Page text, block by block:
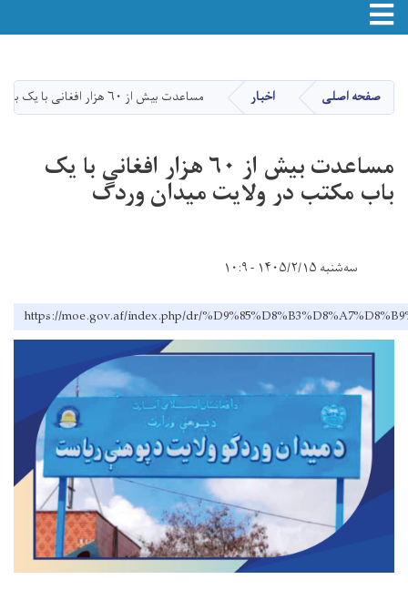
main
content
Toggle navigation
صفحه اصلی اخبار مساعدت بیش از ۶۰ هزار افغانی با یک باب مکتب در ولایت میدان وردگ
مساعدت بیش از ۶۰ هزار افغانی با یک
باب مکتب در ولایت میدان وردگ
سه‌شنبه ۱۴۰۵/۲/۱۵ - ۱۰:۹
https://moe.gov.af/index.php/dr/